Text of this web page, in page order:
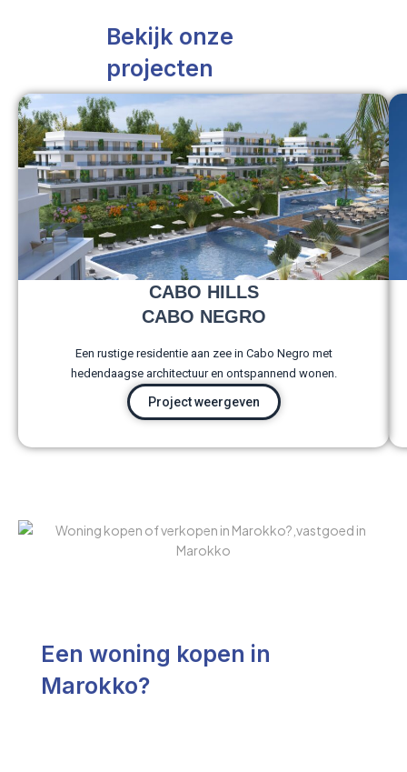
Bekijk onze
projecten
CABO HILLS
CABO NEGRO
Een rustige residentie aan zee in Cabo Negro met
hedendaagse architectuur en ontspannend wonen.
Project weergeven
Een woning kopen in
Marokko?